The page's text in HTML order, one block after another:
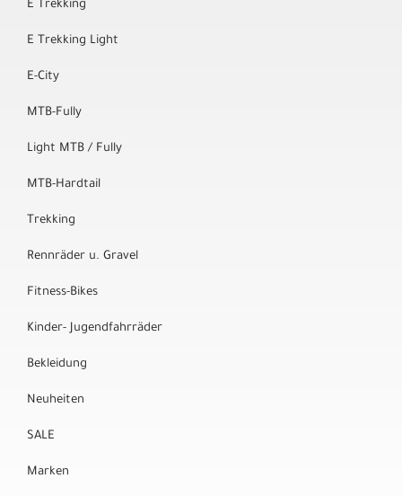
E Trekking
E Trekking Light
E-City
MTB-Fully
Light MTB / Fully
MTB-Hardtail
Trekking
Rennräder u. Gravel
Fitness-Bikes
Kinder- Jugendfahrräder
Bekleidung
Neuheiten
SALE
Marken